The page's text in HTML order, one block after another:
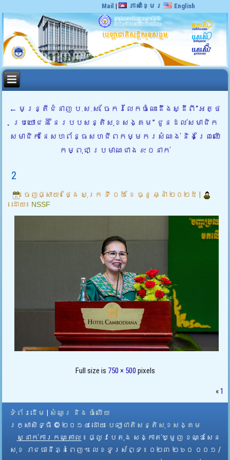
Mail | ភាសាខ្មែរ English
← មន្រ្តីជំនាញ ប.ស.ស. ចែករំលែកចំណេះដឹងស្ដីពី“អត្ថ
ប្រយោជន៍ នៃរបបសន្តិសុខសង្គម” ជូនដល់សមាជិក
សមាជិកា នៃសហព័ន្ធសហជីពកម្មករសំណង់ និងព្រៃឈើ
កម្ពុជា ប្រមាណជាង ៩០នាក់
2
ចេញផ្សាយ៖ ថ្ងៃ សុក្រ ទី ០៥ ខែ ធ្នូ ឆ្នាំ ២០២៥
ដោយ៖ NSSF
Full size is 750 × 500 pixels
«1
ទំព័រដើម
សំណួរ និង ចំលើយ
រក្សាសិទ្ធិ © ២០១៤ ដោយ​ បេឡាជាតិសន្តិសុខសង្គម
ស្នាក់ការកណ្តាល ៖ ផ្លូវបេតុង សង្កាត់ឃ្មួញ ខណ្ឌសែន
សុខ រាជធានីភ្នំពេញ។ លេខទូរស័ព្ទ ៖ ០២៣ ២៦០ ០០១ /